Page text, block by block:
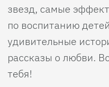
звезд, самые
по воспитанию
удивительные
рассказы о любви.
тебя!